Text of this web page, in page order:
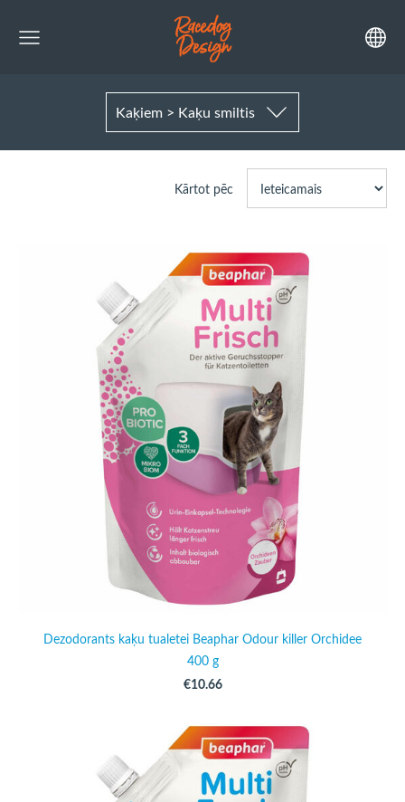
Kaķiem > Kaķu smiltis
Kārtot pēc
Dezodorants kaķu tualetei Beaphar Odour killer Orchidee
400 g
€10.66